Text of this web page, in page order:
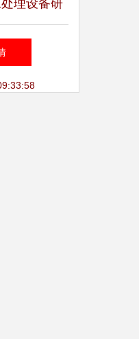
理设备研
践